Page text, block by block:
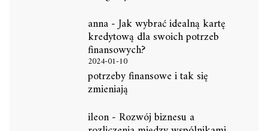
anna-Jak wybrać idealną kartę
kredytową dla swoich potrzeb
finansowych?
2024-01-10
potrzeby finansowe i tak się
zmieniają
ileon-Rozwój biznesu a